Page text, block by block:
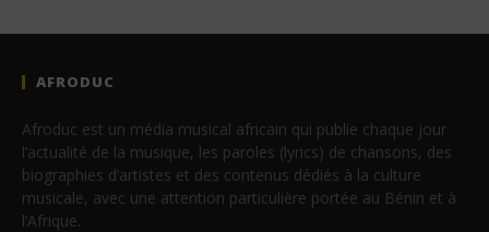
AFRODUC
Afroduc est un média musical africain qui publie chaque jour
l’actualité de la musique, les paroles (lyrics) de chansons, des
biographies d’artistes et des contenus dédiés à la culture
musicale, avec une attention particulière portée au Bénin et à
l’Afrique.